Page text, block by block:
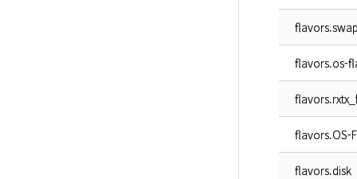
flavors.os-
flavors.OS-
flavors.disk